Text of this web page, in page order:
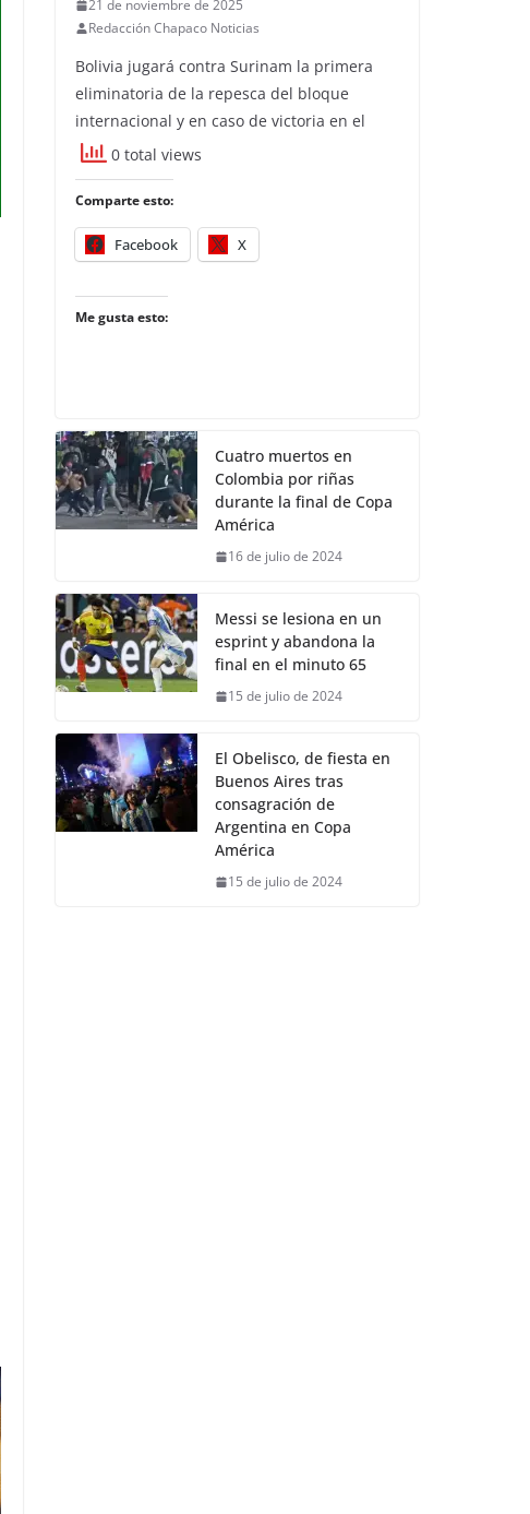
21 de noviembre de 2025
Redacción Chapaco Noticias
Bolivia jugará contra Surinam la primera
eliminatoria de la repesca del bloque
internacional y en caso de victoria en el
0 total views
Comparte esto:
Facebook X
Me gusta esto:
Cuatro muertos en
Colombia por riñas
durante la final de Copa
América
16 de julio de 2024
Messi se lesiona en un
esprint y abandona la
final en el minuto 65
15 de julio de 2024
El Obelisco, de fiesta en
Buenos Aires tras
consagración de
Argentina en Copa
América
15 de julio de 2024